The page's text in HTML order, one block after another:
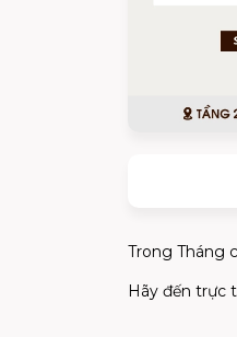
Trong Tháng
Hãy đến trực